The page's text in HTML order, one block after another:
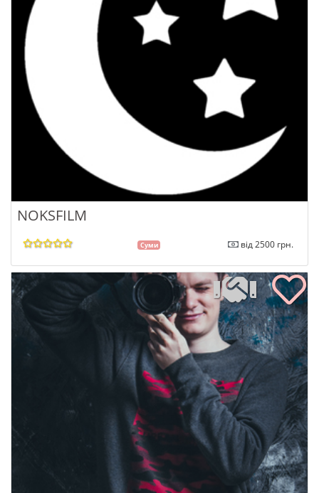
NOKSFILM
Суми від 2500 грн.